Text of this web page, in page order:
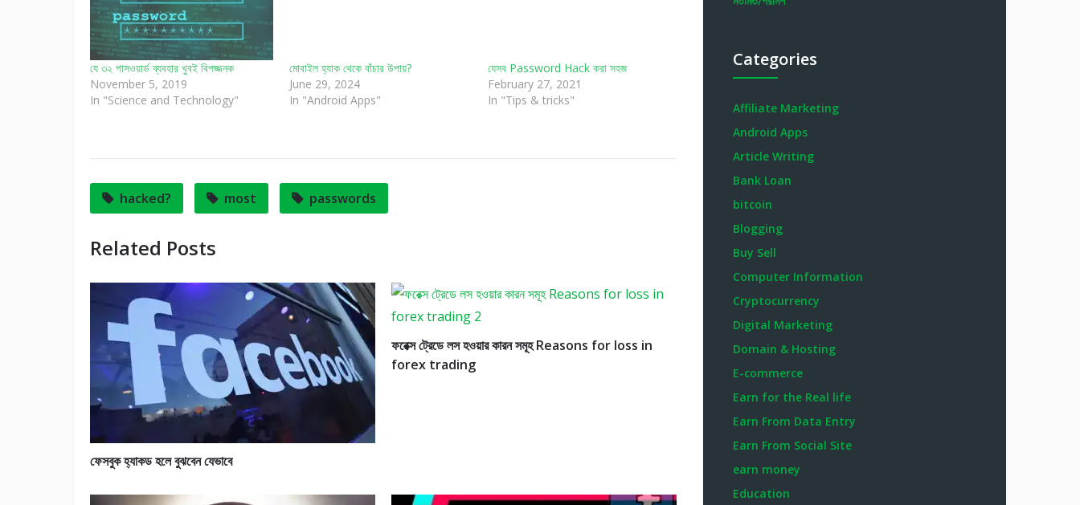
যে ৩২ পাসওয়ার্ড ব্যবহার খুবই বিপজ্জনক
November 5, 2019
In "Science and Technology"
মোবাইল হ্যাক থেকে বাঁচার উপায়?
June 29, 2024
In "Android Apps"
যেসব Password Hack করা সহজ
February 27, 2021
In "Tips & tricks"
hacked? most passwords
Related Posts
ফেসবুক হ্যাকড হলে বুঝবেন যেভাবে
ফরেক্স ট্রেডে লস হওয়ার কারন সমূহ Reasons for loss in
forex trading
Categories
Affiliate Marketing
Android Apps
Article Writing
Bank Loan
bitcoin
Blogging
Buy Sell
Computer Information
Cryptocurrency
Digital Marketing
Domain & Hosting
E-commerce
Earn for the Real life
Earn From Data Entry
Earn From Social Site
earn money
Education